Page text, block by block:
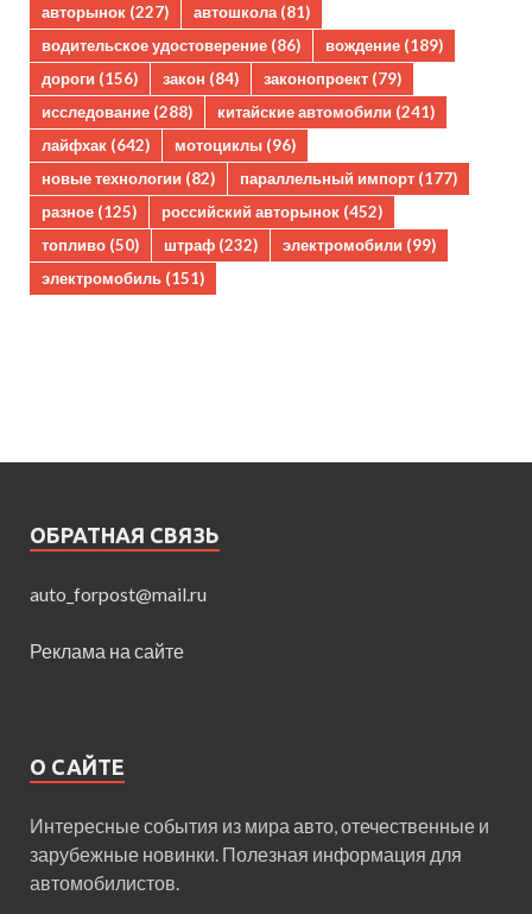
авторынок (227) автошкола (81)
водительское удостоверение (86) вождение (189)
дороги (156) закон (84) законопроект (79)
исследование (288) китайские автомобили (241)
лайфхак (642) мотоциклы (96)
новые технологии (82) параллельный импорт (177)
разное (125) российский авторынок (452)
топливо (50) штраф (232) электромобили (99)
электромобиль (151)
ОБРАТНАЯ СВЯЗЬ
auto_forpost@mail.ru
Реклама на сайте
О САЙТЕ
Интересные события из мира авто, отечественные и
зарубежные новинки. Полезная информация для
автомобилистов.